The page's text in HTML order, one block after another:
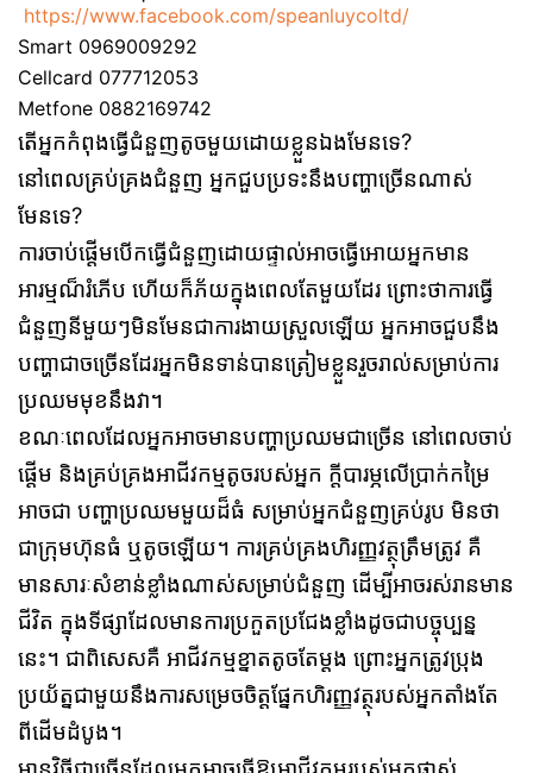
https://www.facebook.com/speanluycoltd/
Smart 0969009292
Cellcard 077712053
Metfone 0882169742
តើអ្នកកំពុងធ្វើជំនួញតូចមួយដោយខ្លួនឯងមែនទេ?
នៅពេលគ្រប់គ្រងជំនួញ អ្នកជួបប្រទះនឹងបញ្ហាច្រើនណាស់
មែនទេ?
ការចាប់ផ្ដើមបើកធ្វើជំនួញដោយផ្ទាល់អាចធ្វើអោយអ្នកមាន
អារម្មណ៏រំភើប ហើយក៏ភ័យក្នុងពេលតែមួយដែរ ព្រោះថាការធ្វើ
ជំនួញនីមួយៗមិនមែនជាការងាយស្រួលឡើយ អ្នកអាចជួបនឹង
បញ្ហាជាចច្រើនដែរអ្នកមិនទាន់បានត្រៀមខ្លួនរួចរាល់សម្រាប់ការ
ប្រឈមមុខនឹងវា។
ខណៈពេលដែលអ្នកអាចមានបញ្ហាប្រឈមជាច្រើន នៅពេលចាប់
ផ្តើម និងគ្រប់គ្រងអាជីវកម្មតូចរបស់អ្នក ក្តីបារម្ភលើប្រាក់កម្រៃ
អាចជា បញ្ហាប្រឈមមួយដ៏ធំ សម្រាប់អ្នកជំនួញគ្រប់រូប មិនថា
ជាក្រុមហ៊ុនធំ ឬតូចឡើយ។ ការគ្រប់គ្រងហិរញ្ញវត្ថុត្រឹមត្រូវ គឺ
មានសារៈសំខាន់ខ្លាំងណាស់សម្រាប់ជំនួញ ដើម្បីអាចរស់រានមាន
ជីវិត ក្នុងទីផ្សាដែលមានការប្រកួតប្រជែងខ្លាំងដូចជាបច្ចុប្បន្ន
នេះ។ ជាពិសេសគឺ អាជីវកម្មខ្នាតតូចតែម្តង ព្រោះអ្នកត្រូវប្រុង
ប្រយ័ត្នជាមួយនឹងការសម្រេចចិត្តផ្នែកហិរញ្ញវត្ថុរបស់អ្នកតាំងតែ
ពីដើមដំបូង។